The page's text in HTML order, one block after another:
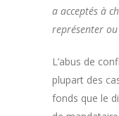
a acceptés à
représenter ou
L’abus de
plupart des
fonds que le